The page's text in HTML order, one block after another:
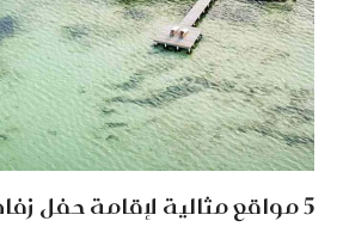
5 مواقع مثالية لإقامة حفل زفاف لا ينسى